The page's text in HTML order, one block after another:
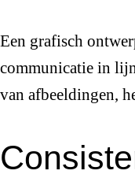
Een grafisch
communicatie in
van afbeeldingen,